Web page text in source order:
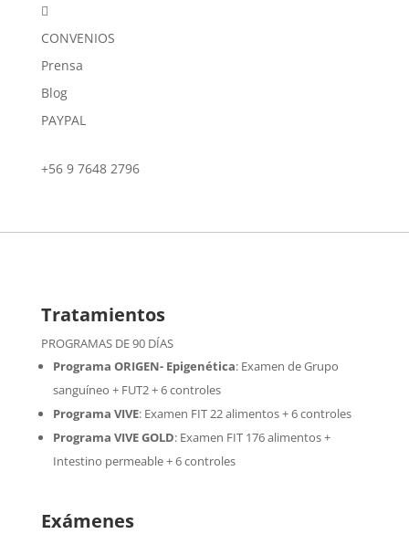

CONVENIOS
Prensa
Blog
PAYPAL
+56 9 7648 2796
Tratamientos
PROGRAMAS DE 90 DÍAS
Programa ORIGEN- Epigenética:Examen de Grupo
sanguíneo + FUT2 + 6 controles
Programa VIVE: Examen FIT 22 alimentos + 6 controles
Programa VIVE GOLD: Examen FIT 176 alimentos +
Intestino permeable + 6 controles
Exámenes